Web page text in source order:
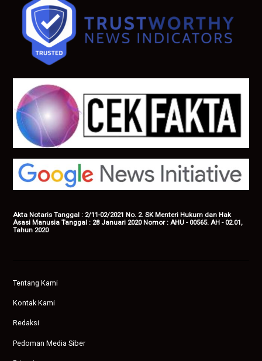
Akta Notaris Tanggal : 2/11-02/2021 No. 2. SK Menteri Hukum dan Hak
Asasi Manusia Tanggal : 28 Januari 2020 Nomor : AHU - 00565. AH - 02.01,
Tahun 2020
Tentang Kami
Kontak Kami
Redaksi
Pedoman Media Siber